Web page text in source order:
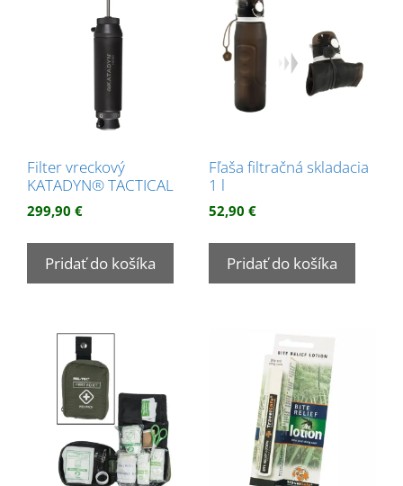
Filter vreckový
KATADYN® TACTICAL
299,90 €
Pridať do košíka
Fľaša filtračná skladacia
1 l
52,90 €
Pridať do košíka